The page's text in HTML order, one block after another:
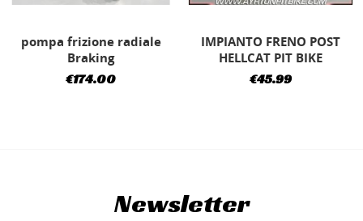
pompa frizione radiale
Braking
€174.00
IMPIANTO FRENO POST
HELLCAT PIT BIKE
€45.99
Newsletter